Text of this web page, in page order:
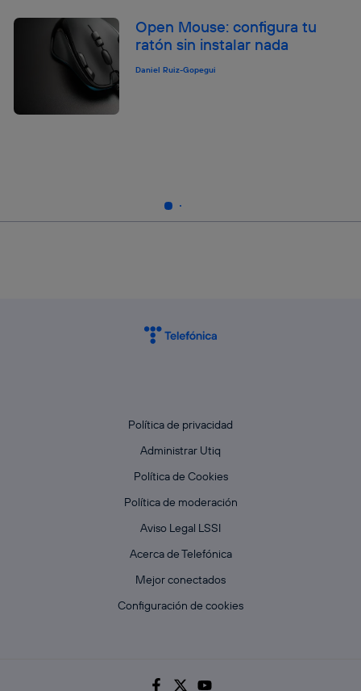
Open Mouse: configura tu
ratón sin instalar nada
Daniel Ruiz-Gopegui
Política de privacidad
Administrar Utiq
Política de Cookies
Política de moderación
Aviso Legal LSSI
Acerca de Telefónica
Mejor conectados
Configuración de cookies